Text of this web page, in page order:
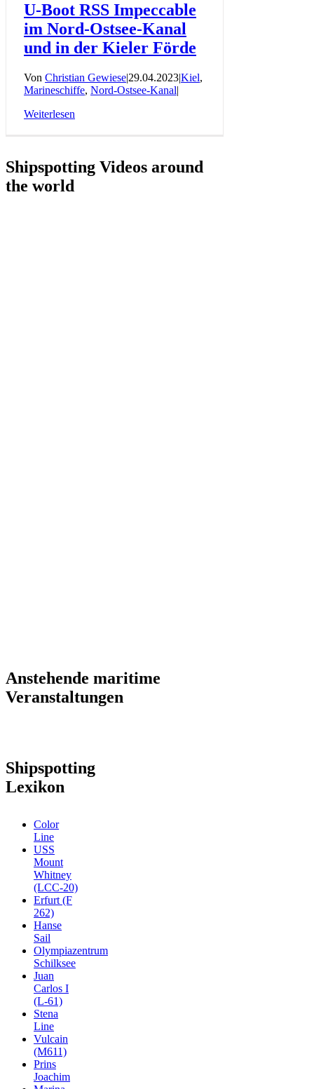
U-Boot RSS Impeccable
im Nord-Ostsee-Kanal
und in der Kieler Förde
Von Christian Gewiese|29.04.2023|Kiel,
Marineschiffe, Nord-Ostsee-Kanal|
Weiterlesen
Shipspotting Videos around
the world
Anstehende maritime
Veranstaltungen
Shipspotting
Lexikon
Color
Line
USS
Mount
Whitney
(LCC-20)
Erfurt (F
262)
Hanse
Sail
Olympiazentrum
Schilksee
Juan
Carlos I
(L-61)
Stena
Line
Vulcain
(M611)
Prins
Joachim